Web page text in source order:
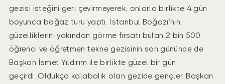
gezisi isteğini geri çevirmeyerek, onlarla birlikte 4 gün
boyunca boğaz turu yaptı. İstanbul Boğazı’nın
güzelliklerini yakından görme fırsatı bulan 2 bin 500
öğrenci ve öğretmen tekne gezisinin son gününde de
Başkan İsmet Yıldırım ile birlikte güzel bir gün
geçirdi. Oldukça kalabalık olan gezide gençler, Başkan